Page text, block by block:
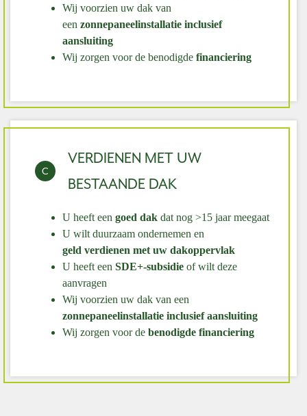
Wij voorzien uw dak van
een zonnepaneelinstallatie inclusief
aansluiting
Wij zorgen voor de benodigde financiering
C
VERDIENEN MET UW
BESTAANDE DAK
U heeft een goed dak dat nog >15 jaarmeegaat
U wilt duurzaam ondernemen en
geld verdienen met uw dakoppervlak
U heeft een SDE+-subsidie of wilt deze
aanvragen
Wij voorzien uw dak van een
zonnepaneelinstallatie inclusief aansluiting
Wij zorgen voor de benodigde financiering